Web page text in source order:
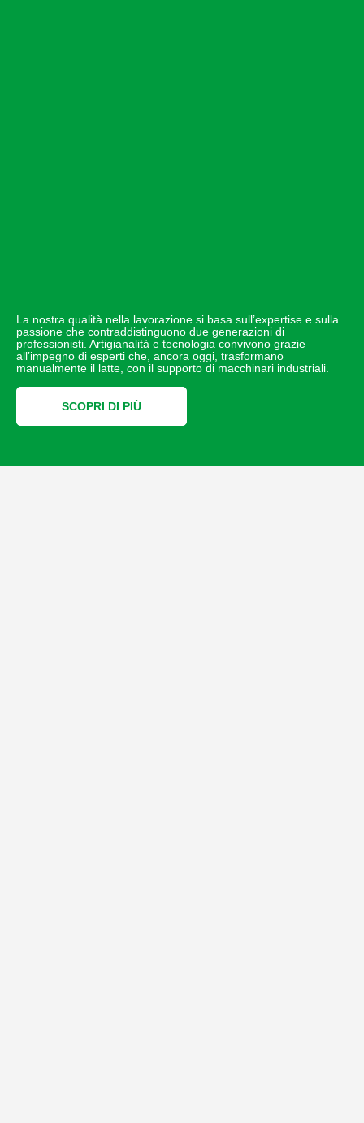
La nostra qualità nella lavorazione si basa sull’expertise e sulla
passione che contraddistinguono due generazioni di
professionisti. Artigianalità e tecnologia convivono grazie
all’impegno di esperti che, ancora oggi, trasformano
manualmente il latte, con il supporto di macchinari industriali.
SCOPRI DI PIÙ